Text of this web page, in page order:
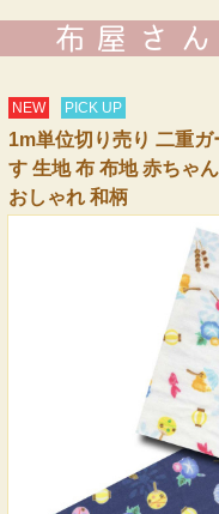
NEW PICK UP
1m単位切り売り 二重
す 生地 布 布地 赤ちゃ
おしゃれ 和柄